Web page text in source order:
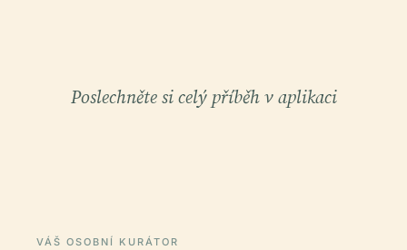
Poslechněte si celý příběh v aplikaci
VÁŠ OSOBNÍ KURÁTOR